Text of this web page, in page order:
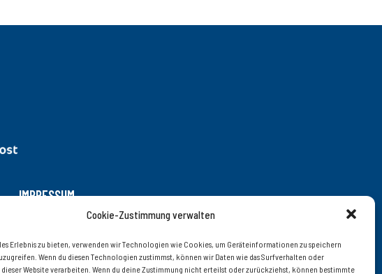
Cookie-Zustimmung verwalten
Erlebnis zu bieten, verwenden wir Technologien wie Cookies, um Geräteinformationen zu speichern
Wenn du diesen Technologien zustimmst, können wir Daten wie das Surfverhalten oder
dieser Website verarbeiten. Wenn du deine Zustimmung nicht erteilst oder zurückziehst, können bestimmte
IMPRESSUM
52 23 / 56 8 08 – 20 | © 2019 interfood